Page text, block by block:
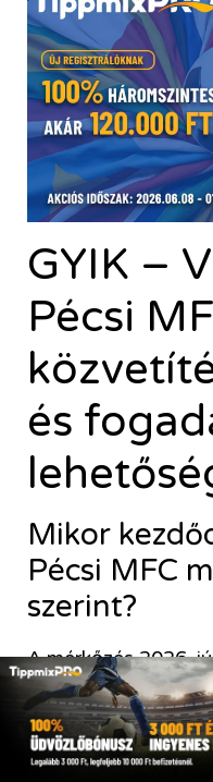
GYIK –
Pécsi
és
Mikor
Pécsi MFC
szerint?
A mérkőzés 2026.
kor kezdődik
Hol lesz a
MFC